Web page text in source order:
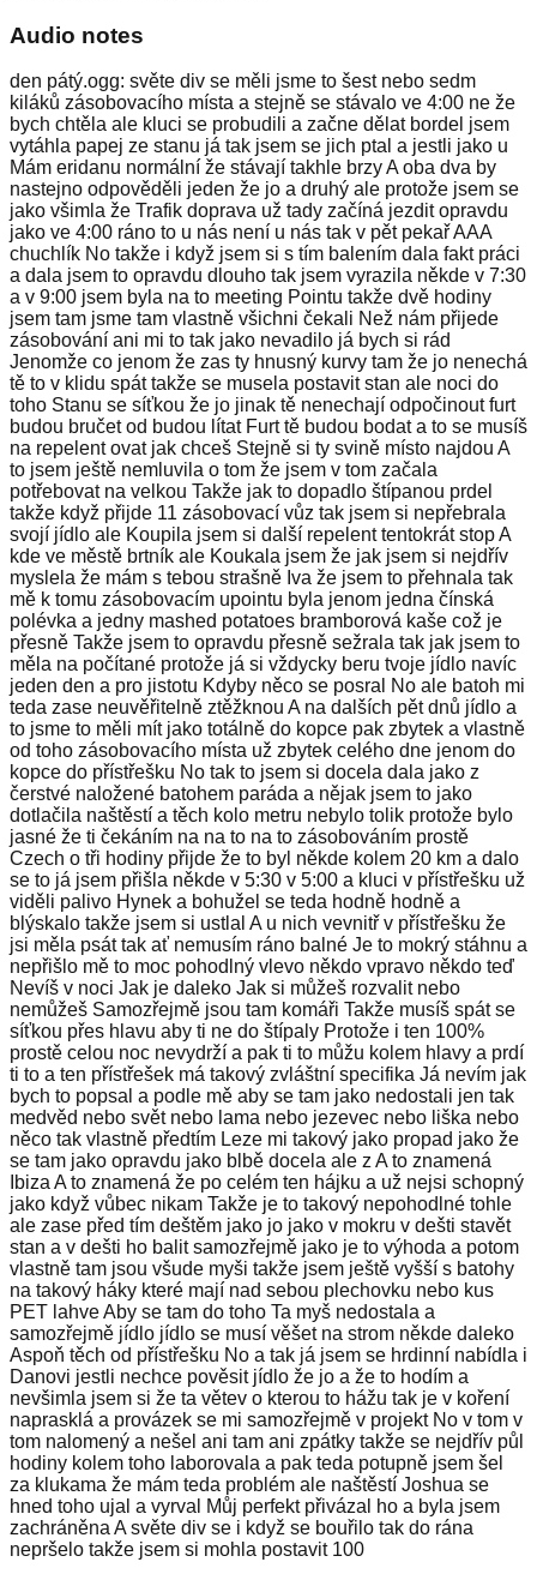
Audio notes
den pátý.ogg: světe div se měli jsme to šest nebo sedm
kiláků zásobovacího místa a stejně se stávalo ve 4:00 ne že
bych chtěla ale kluci se probudili a začne dělat bordel jsem
vytáhla papej ze stanu já tak jsem se jich ptal a jestli jako u
Mám eridanu normální že stávají takhle brzy A oba dva by
nastejno odpověděli jeden že jo a druhý ale protože jsem se
jako všimla že Trafik doprava už tady začíná jezdit opravdu
jako ve 4:00 ráno to u nás není u nás tak v pět pekař AAA
chuchlík No takže i když jsem si s tím balením dala fakt práci
a dala jsem to opravdu dlouho tak jsem vyrazila někde v 7:30
a v 9:00 jsem byla na to meeting Pointu takže dvě hodiny
jsem tam jsme tam vlastně všichni čekali Než nám přijede
zásobování ani mi to tak jako nevadilo já bych si rád
Jenomže co jenom že zas ty hnusný kurvy tam že jo nenechá
tě to v klidu spát takže se musela postavit stan ale noci do
toho Stanu se síťkou že jo jinak tě nenechají odpočinout furt
budou bručet od budou lítat Furt tě budou bodat a to se musíš
na repelent ovat jak chceš Stejně si ty svině místo najdou A
to jsem ještě nemluvila o tom že jsem v tom začala
potřebovat na velkou Takže jak to dopadlo štípanou prdel
takže když přijde 11 zásobovací vůz tak jsem si nepřebrala
svojí jídlo ale Koupila jsem si další repelent tentokrát stop A
kde ve městě brtník ale Koukala jsem že jak jsem si nejdřív
myslela že mám s tebou strašně Iva že jsem to přehnala tak
mě k tomu zásobovacím upointu byla jenom jedna čínská
polévka a jedny mashed potatoes bramborová kaše což je
přesně Takže jsem to opravdu přesně sežrala tak jak jsem to
měla na počítané protože já si vždycky beru tvoje jídlo navíc
jeden den a pro jistotu Kdyby něco se posral No ale batoh mi
teda zase neuvěřitelně ztěžknou A na dalších pět dnů jídlo a
to jsme to měli mít jako totálně do kopce pak zbytek a vlastně
od toho zásobovacího místa už zbytek celého dne jenom do
kopce do přístřešku No tak to jsem si docela dala jako z
čerstvé naložené batohem paráda a nějak jsem to jako
dotlačila naštěstí a těch kolo metru nebylo tolik protože bylo
jasné že ti čekáním na na to na to zásobováním prostě
Czech o tři hodiny přijde že to byl někde kolem 20 km a dalo
se to já jsem přišla někde v 5:30 v 5:00 a kluci v přístřešku už
viděli palivo Hynek a bohužel se teda hodně hodně a
blýskalo takže jsem si ustlal A u nich vevnitř v přístřešku že
jsi měla psát tak ať nemusím ráno balné Je to mokrý stáhnu a
nepřišlo mě to moc pohodlný vlevo někdo vpravo někdo teď
Nevíš v noci Jak je daleko Jak si můžeš rozvalit nebo
nemůžeš Samozřejmě jsou tam komáři Takže musíš spát se
síťkou přes hlavu aby ti ne do štípaly Protože i ten 100%
prostě celou noc nevydrží a pak ti to můžu kolem hlavy a prdí
ti to a ten přístřešek má takový zvláštní specifika Já nevím jak
bych to popsal a podle mě aby se tam jako nedostali jen tak
medvěd nebo svět nebo lama nebo jezevec nebo liška nebo
něco tak vlastně předtím Leze mi takový jako propad jako že
se tam jako opravdu jako blbě docela ale z A to znamená
Ibiza A to znamená že po celém ten hájku a už nejsi schopný
jako když vůbec nikam Takže je to takový nepohodlné tohle
ale zase před tím deštěm jako jo jako v mokru v dešti stavět
stan a v dešti ho balit samozřejmě jako je to výhoda a potom
vlastně tam jsou všude myši takže jsem ještě vyšší s batohy
na takový háky které mají nad sebou plechovku nebo kus
PET lahve Aby se tam do toho Ta myš nedostala a
samozřejmě jídlo jídlo se musí věšet na strom někde daleko
Aspoň těch od přístřešku No a tak já jsem se hrdinní nabídla i
Danovi jestli nechce pověsit jídlo že jo a že to hodím a
nevšimla jsem si že ta větev o kterou to hážu tak je v koření
naprasklá a provázek se mi samozřejmě v projekt No v tom v
tom nalomený a nešel ani tam ani zpátky takže se nejdřív půl
hodiny kolem toho laborovala a pak teda potupně jsem šel
za klukama že mám teda problém ale naštěstí Joshua se
hned toho ujal a vyrval Můj perfekt přivázal ho a byla jsem
zachráněna A světe div se i když se bouřilo tak do rána
nepršelo takže jsem si mohla postavit 100